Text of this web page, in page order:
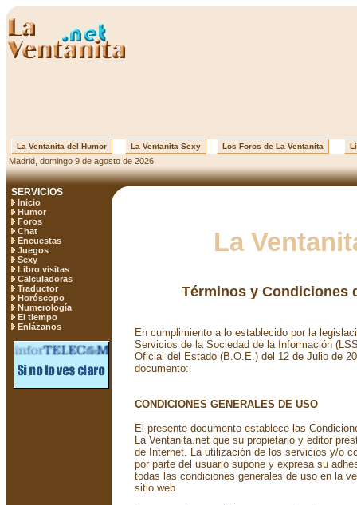
La Ventanita del Humor La Ventanita Sexy Los Foros de La Ventanita
Madrid, domingo 9 de agosto de 2026
SERVICIOS
Inicio
Humor
Foros
Chat
Encuestas
Juegos
Sexy
Libro visitas
Calculadoras
Traductor
Horóscopo
Numerología
El tiempo
Enlázanos
La
Términos y Condiciones
En cumplimiento a lo establecido por la
Servicios de la Sociedad de la Información
Oficial del Estado (B.O.E.) del 12 de Julio de
documento:
CONDICIONES GENERALES DE USO
El presente documento establece las
La Ventanita.net que su propietario y editor
de Internet. La utilización de los servicios y/o
por parte del usuario supone y expresa su
todas las condiciones generales de uso en la
sitio web.